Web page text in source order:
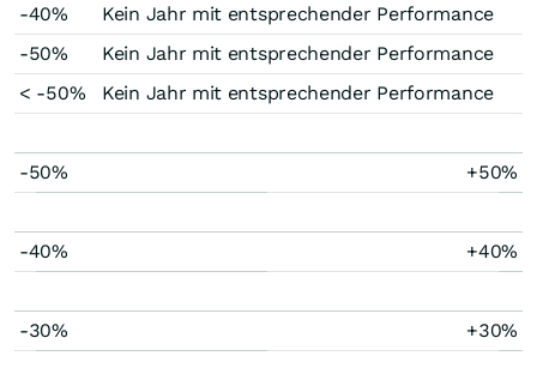
-40%
Kein Jahr mit entsprechender Performance
-50%
Kein Jahr mit entsprechender Performance
< -50%
Kein Jahr mit entsprechender Performance
-50% +50%
-40% +40%
-30% +30%